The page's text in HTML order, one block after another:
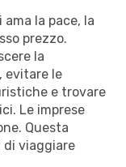
la pace, la
prezzo.
la
evitare le
e trovare
Le imprese
Questa
viaggiare